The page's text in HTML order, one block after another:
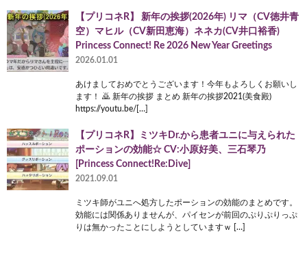
【プリコネR】 新年の挨拶(2026年) リマ（CV徳井青
空）マヒル（CV新田恵海）ネネカ(CV井口裕香)
Princess Connect! Re 2026 New Year Greetings
2026.01.01
あけましておめでとうございます！今年もよろしくお願いし
ます！ 🙇 新年の挨拶 まとめ 新年の挨拶2021(美食殿)
https://youtu.be/[…]
【プリコネR】ミツキDr.から患者ユニに与えられた
ポーションの効能☆ CV:小原好美、三石琴乃
[Princess Connect!Re:Dive]
2021.09.01
ミツキ師がユニへ処方したポーションの効能のまとめです。
効能には関係ありませんが、パイセンが前回のぷりぷりっぷ
りは無かったことにしようとしていますｗ […]